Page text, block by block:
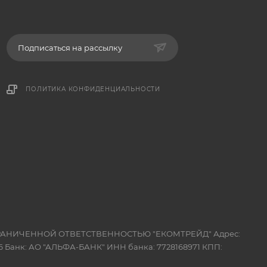
Подписаться на рассылку
ПОЛИТИКА КОНФИДЕНЦИАЛЬНОСТИ
ОТВЕТСТВЕННОСТЬЮ "ЕКОМТРЕЙД" Адрес:
АО "АЛЬФА-БАНК" ИНН банка: 7728168971 КПП: